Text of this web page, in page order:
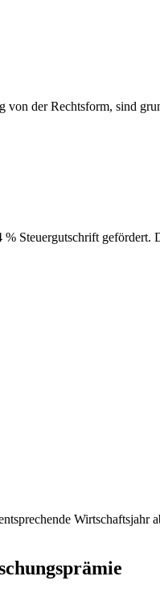
der Rechtsform, sind
Steuergutschrift gefördert.